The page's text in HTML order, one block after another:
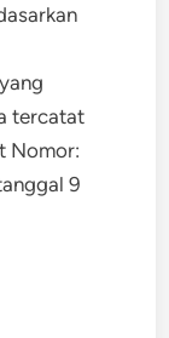
tercatat
Nomor:
9